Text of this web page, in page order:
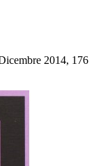
2014, 176